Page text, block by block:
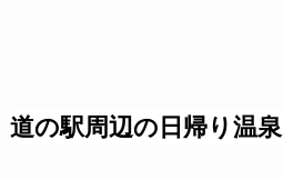
道の駅周辺の日帰り温泉